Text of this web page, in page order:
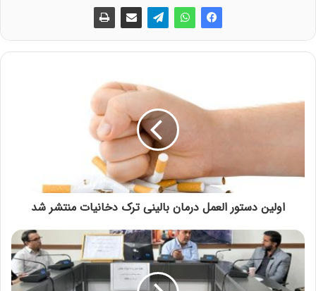
اولین دستور العمل درمان بالینی ترک دخانیات منتشر شد